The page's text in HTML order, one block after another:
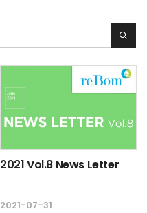
2021 Vol.8 News Letter
2021-07-31